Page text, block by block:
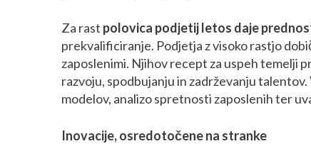
Za rast polovica podjetij letos daje
prekvalificiranje. Podjetja z visoko rastjo
zaposlenimi. Njihov recept za uspeh temelji
razvoju, spodbujanju in zadrževanju
modelov, analizo spretnosti zaposlenih ter
Inovacije, osredotočene na stranke